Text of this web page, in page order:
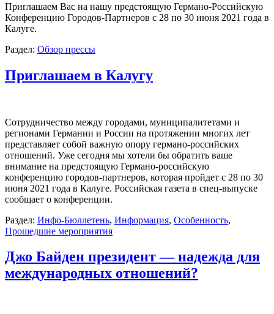
Приглашаем Вас на нашу предстоящую Германо-Российскую
Конференцию Городов-Партнеров с 28 по 30 июня 2021 года в
Калуге.
Раздел: Обзор прессы
Приглашаем в Калугу
Сотрудничество между городами, муниципалитетами и
регионами Германии и России на протяжении многих лет
представляет собой важную опору германо-российских
отношений. Уже сегодня мы хотели бы обратить ваше
внимание на предстоящую Германо-российскую
конференцию городов-партнеров, которая пройдет с 28 по 30
июня 2021 года в Калуге. Российская газета в спец-выпуске
сообщает о конференции.
Раздел: Инфо-Бюллетень, Информация, Особенность,
Прошедшие мероприятия
Джо Байден президент — надежда для
международных отношений?